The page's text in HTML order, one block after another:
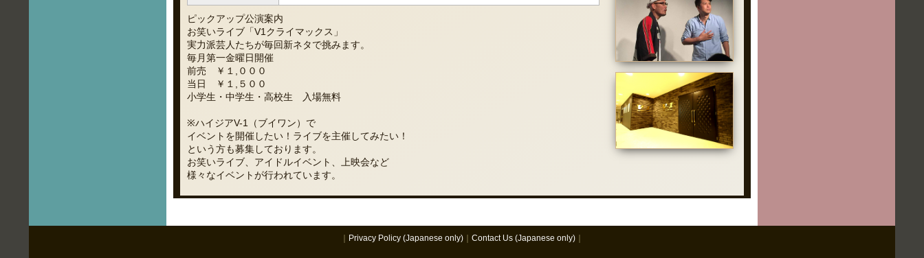
ピックアップ公演案内
お笑いライブ「V1クライマックス」
実力派芸人たちが毎回新ネタで挑みます。
毎月第一金曜日開催
前売 ￥１,０００
当日 ￥１,５００
小学生・中学生・高校生 入場無料
※ハイジアV-1（ブイワン）で
イベントを開催したい！ライブを主催してみたい！
という方も募集しております。
お笑いライブ、アイドルイベント、上映会など
様々なイベントが行われています。
Privacy Policy (Japanese only) Contact Us (Japanese only)